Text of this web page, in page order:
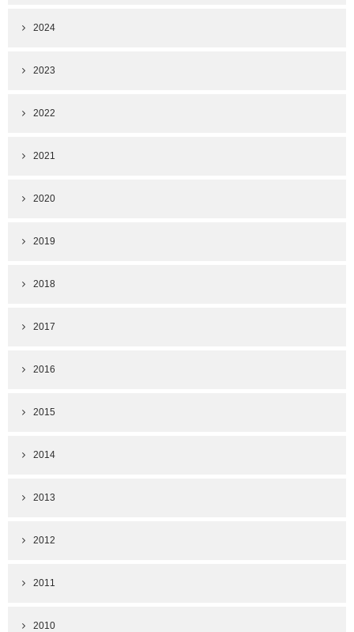
2024
2023
2022
2021
2020
2019
2018
2017
2016
2015
2014
2013
2012
2011
2010